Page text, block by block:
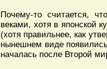
Почему-то считается,
веками, хотя в японской
(хотя правильнее, как
нынешнем виде
началась после Второй